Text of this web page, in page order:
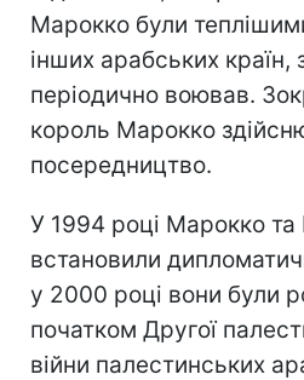
Марокко були
інших арабських країн,
періодично воював.
король Марокко
посередництво.
У 1994 році Марокко та
встановили
у 2000 році вони були
початком Другої
війни палестинських